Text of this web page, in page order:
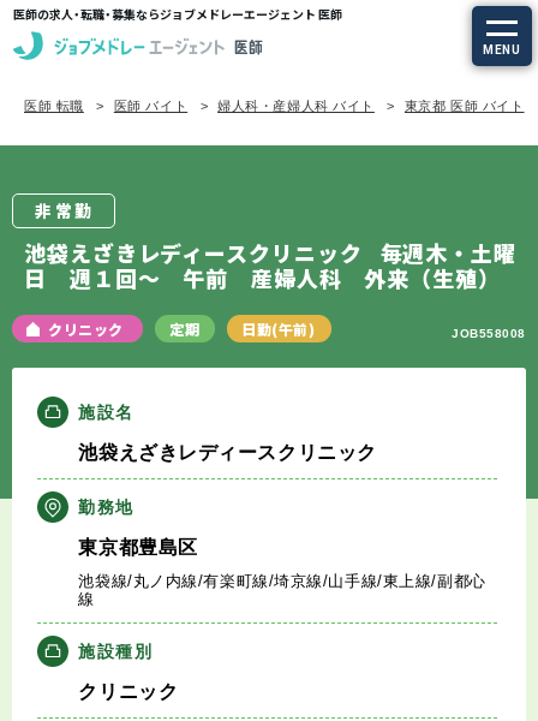
医師の求人・転職・募集ならジョブメドレーエージェント 医師
MENU
求人を探す
定期非常勤の求人
エージェントサービスTOP
サービスの流れ
キャリアアドバイザー紹介
医師の求人・転職Q&A
知りたい・聞きたい
医師 転職 医師 バイト 婦人科・産婦人科 バイト 東京都 医師 バイト
非常勤
池袋えざきレディースクリニック
毎週木・土曜
日 週１回～ 午前 産婦人科 外来（生殖）
クリニック 定期 日勤(午前) JOB558008
施設名
池袋えざきレディースクリニック
勤務地
東京都豊島区
池袋線/丸ノ内線/有楽町線/埼京線/山手線/東上線/副都心
線
施設種別
クリニック